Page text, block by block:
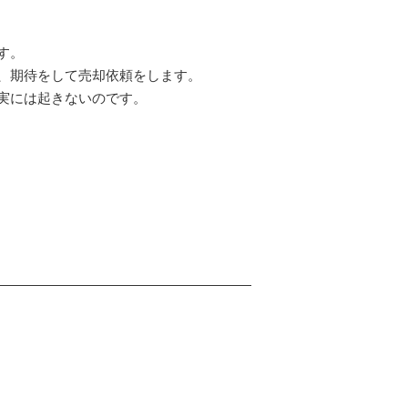
待をして売却依頼をします。
は起きないのです。